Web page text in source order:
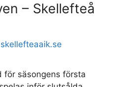
– Skellefteå
skellefteaaik.se
för säsongens första